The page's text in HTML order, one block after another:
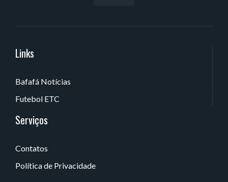
Links
Bafafá Notícias
Futebol ETC
Serviços
Contatos
Política de Privacidade
Serviços